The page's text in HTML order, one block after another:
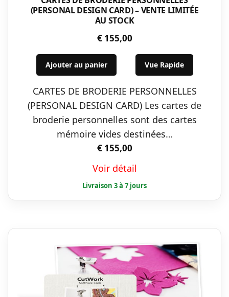
(PERSONAL DESIGN CARD) – VENTE LIMITÉE
AU STOCK
€155,00
Ajouter au panier Vue Rapide
CARTES DE BRODERIE PERSONNELLES
(PERSONAL DESIGN CARD) Les cartes de
broderie personnelles sont des cartes
mémoire vides destinées…
€155,00
Voir détail